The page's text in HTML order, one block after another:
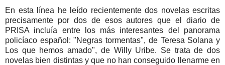
En esta línea he leído recientemente dos novelas escritas
precisamente por dos de esos autores que el diario de
PRISA incluía entre los más interesantes del panorama
policíaco español: "Negras tormentas", de Teresa Solana y
Los que hemos amado", de Willy Uribe. Se trata de dos
novelas bien distintas y que no han conseguido llenarme en